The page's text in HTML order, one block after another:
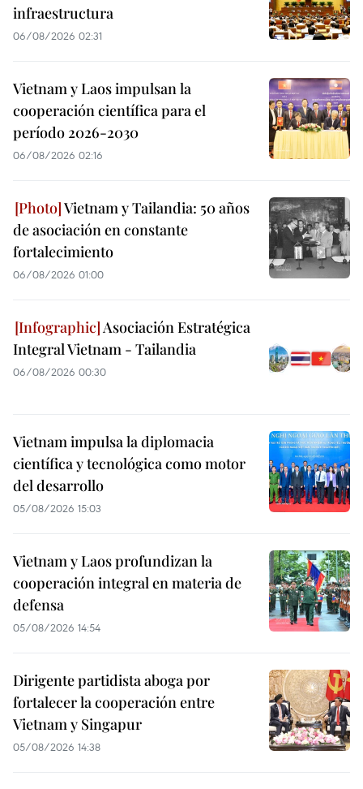
infraestructura
06/08/2026 02:31
Vietnam y Laos impulsan la
cooperación científica para el
período 2026-2030
06/08/2026 02:16
Vietnam y Tailandia: 50 años
de asociación en constante
fortalecimiento
06/08/2026 01:00
Asociación Estratégica
Integral Vietnam - Tailandia
06/08/2026 00:30
Vietnam impulsa la diplomacia
científica y tecnológica como motor
del desarrollo
05/08/2026 15:03
Vietnam y Laos profundizan la
cooperación integral en materia de
defensa
05/08/2026 14:54
Dirigente partidista aboga por
fortalecer la cooperación entre
Vietnam y Singapur
05/08/2026 14:38